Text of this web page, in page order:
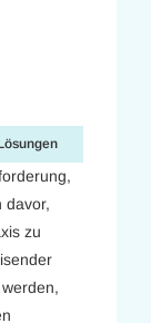
davor,
zu